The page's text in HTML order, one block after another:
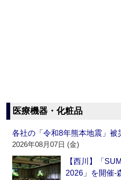
医療機器・化粧品
各社の「令和8年熊本地震」被
2026年08月07日 (金)
【西川】「
2026」を開催‐